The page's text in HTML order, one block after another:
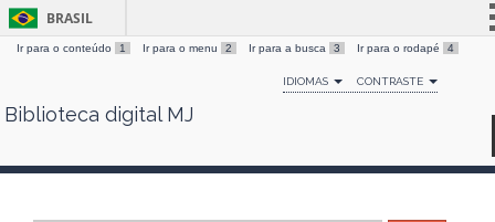
Skip
BRASIL
Simplifique!
Comunica BR
Ir para o conteúdo 1 Ir para o menu 2 Ir para a busca 3 Ir para o rodapé 4
IDIOMAS CONTRASTE
Biblioteca digital MJ